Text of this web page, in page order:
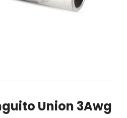
Union 3Awg